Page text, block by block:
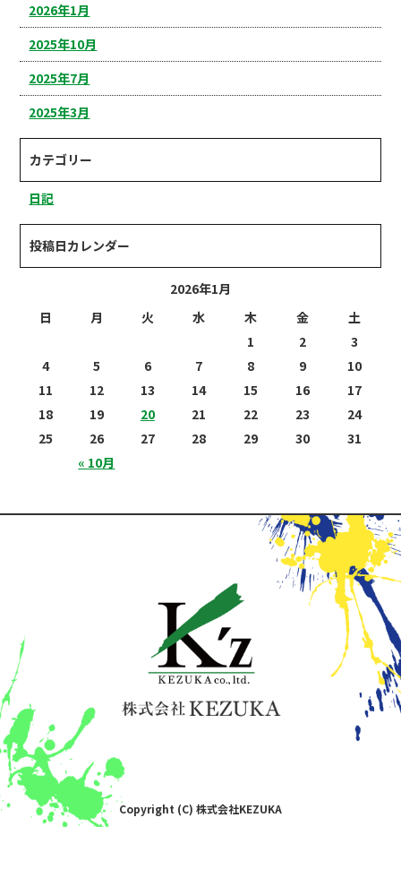
2026年1月
2025年10月
2025年7月
2025年3月
カテゴリー
日記
投稿日カレンダー
2026年1月
日
月 火 水 木 金 土
« 10月
1 2
3
4
5 6 7 8 9
10
11
12 13 14 15 16
17
18
19 20 21 22 23
24
25
26 27 28 29 30 31
Copyright (C) 株式会社KEZUKA